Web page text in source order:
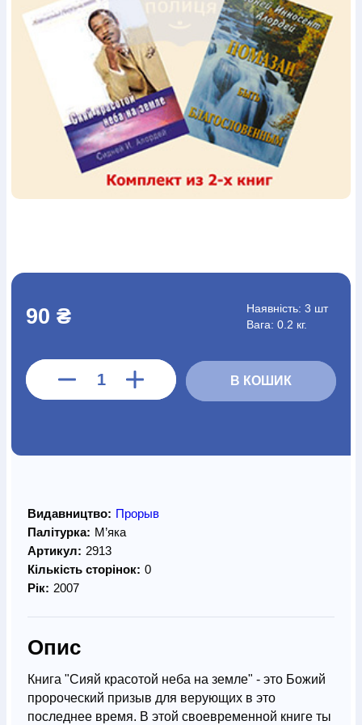
Богослов`яШлюб і сім`я
Супутні товари
Періодика
АудіоРучки кулькові ВідеоГалантерея
Закладки для книгФутболки БрелокиСумкиБіжутерія
Блокноти
Щоденники / щотижневикиВироби з дерева
Вироби з кераміки і глиниВироби з сріблаКартини
Навчальні мапиШкіряні виробиМагнітиМеталеві
Міні-лампиНаклейкиНастільні ігриПакети
подарунковіПлакатиПластмасові вироби Хустки
Подарункові картки
Репринти
ФотокартиниЧохли на Библії Головні убори
КалендаріКанцелярскі товариКомп`ютерні ігри
За додатковою інформацією дзвоніть за номером:+38
(097) 880-6379
90 ₴ Наявність: 3 шт
Вага: 0.2 кг.
В КОШИК
Видавництво: Прорыв
Палітурка: М’яка
Артикул: 2913
Кількість сторінок: 0
Рік: 2007
Опис
Книга "Сияй красотой неба на земле" - это Божий
пророческий призыв для верующих в это
последнее время. В этой своевременной книге ты